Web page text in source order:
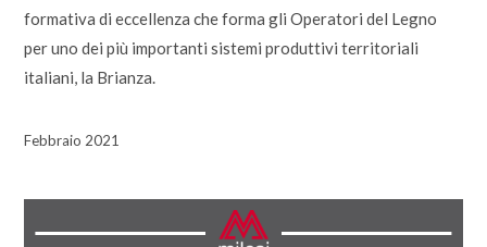
formativa di eccellenza che forma gli Operatori del Legno
per uno dei più importanti sistemi produttivi territoriali
italiani, la Brianza.
Febbraio 2021